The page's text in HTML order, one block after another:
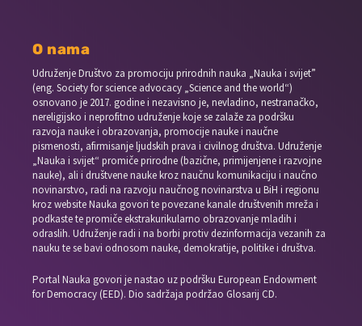
O nama
Udruženje Društvo za promociju prirodnih nauka „Nauka i svijet”
(eng. Society for science advocacy „Science and the world“)
osnovano je 2017. godine i nezavisno je, nevladino, nestranačko,
nereligijsko i neprofitno udruženje koje se zalaže za podršku
razvoja nauke i obrazovanja, promocije nauke i naučne
pismenosti, afirmisanje ljudskih prava i civilnog društva. Udruženje
„Nauka i svijet“ promiče prirodne (bazične, primijenjene i razvojne
nauke), ali i društvene nauke kroz naučnu komunikaciju i naučno
novinarstvo, radi na razvoju naučnog novinarstva u BiH i regionu
kroz website Nauka govori te povezane kanale društvenih mreža i
podkaste te promiče ekstrakurikularno obrazovanje mladih i
odraslih. Udruženje radi i na borbi protiv dezinformacija vezanih za
nauku te se bavi odnosom nauke, demokratije, politike i društva.
Portal Nauka govori je nastao uz podršku European Endowment
for Democracy (EED). Dio sadržaja podržao Glosarij CD.